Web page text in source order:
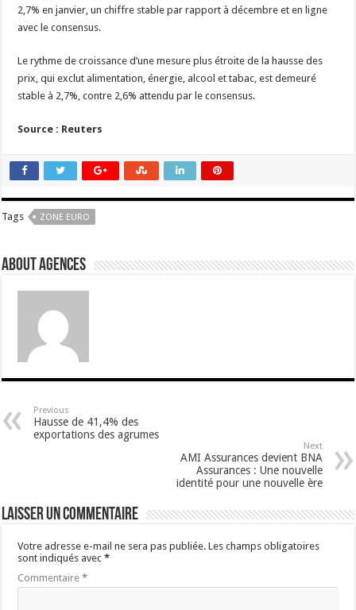
2,7% en janvier, un chiffre stable par rapport à décembre et en ligne
avec le consensus.
Le rythme de croissance d’une mesure plus étroite de la hausse des
prix, qui exclut alimentation, énergie, alcool et tabac, est demeuré
stable à 2,7%, contre 2,6% attendu par le consensus.
Source : Reuters
Tags ZONE EURO
About Agences
Previous
Hausse de 41,4% des
exportations des agrumes
Next
AMI Assurances devient BNA
Assurances : Une nouvelle
identité pour une nouvelle ère
Laisser un commentaire
Votre adresse e-mail ne sera pas publiée. Les champs obligatoires
sont indiqués avec*
Commentaire*